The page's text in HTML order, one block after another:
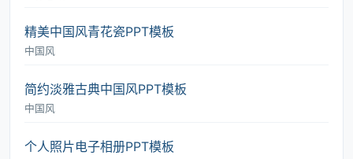
精美中国风青花瓷PPT模板
中国风
简约淡雅古典中国风PPT模板
中国风
个人照片电子相册PPT模板